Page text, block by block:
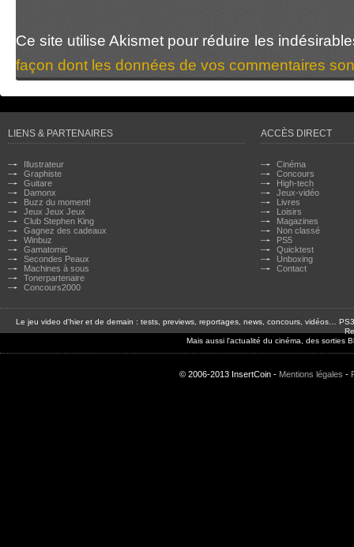
Ce site utilise Akismet pour réduire les
façon dont les données de vos commentaires
LIENS & PARTENAIRES
Illustrateur
Graphiste
Guitare
Damonx
Buzz du moment!
Jeux Jeux Jeux
Club Stephen King
Gagnez des cadeaux
Winbuz
Gamatomic
Secondes Peaux
Machines à sous
Tonerpartenaire
Concours2000
ACCÈS DIRECT
Cinéma
Concours
High-tech
Jeux-vidéo
Livres
Loisirs
Magazines
Non classé
PS5
Quicktest
Unboxing
Contact
Le jeu video d'hier et de demain : tests, previews, reportages, news, concours, vidéos…
Mais aussi l'actualité du cinéma, des sorties
© 2006-2013 InsertCoin - Mentions légales -